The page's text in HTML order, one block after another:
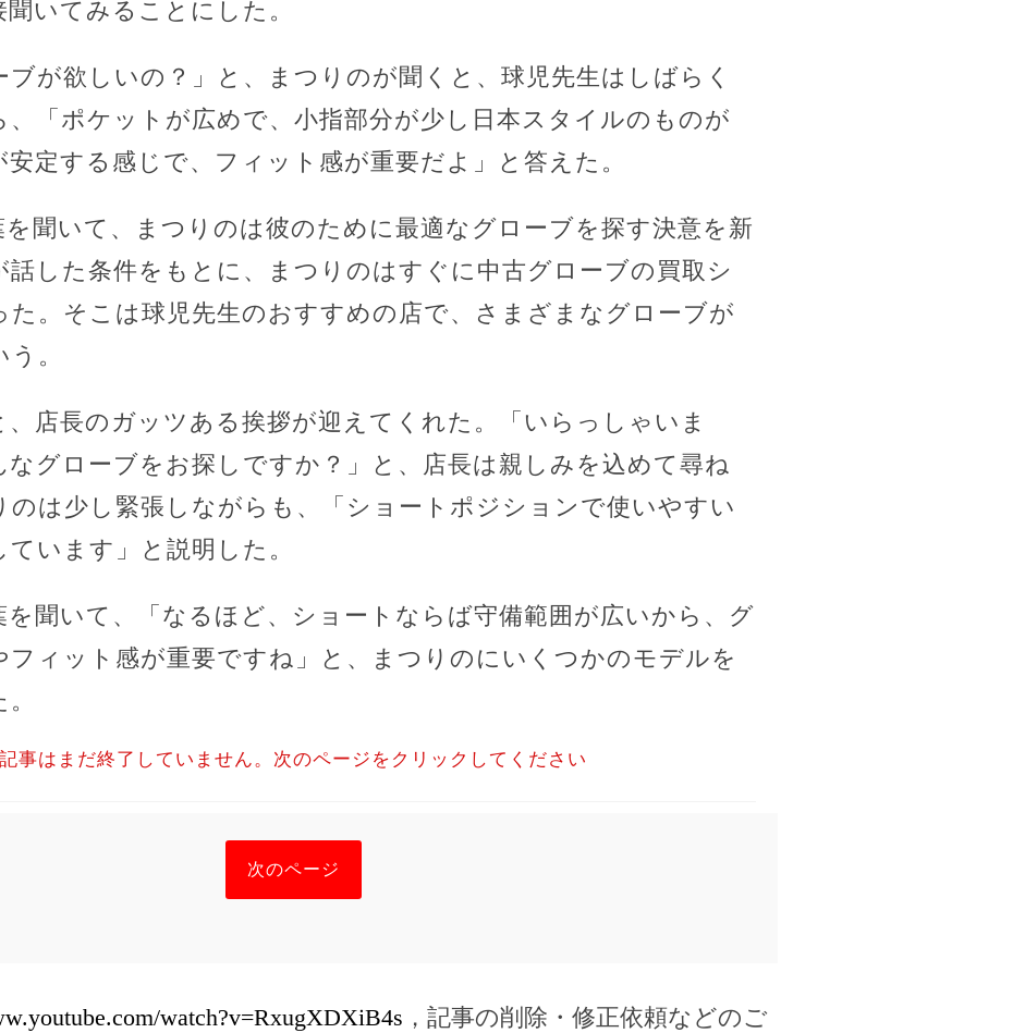
いてみることにした。
ブが欲しいの？」と、まつりのが聞くと、球児先生はしばらく
、「ポケットが広めで、小指部分が少し日本スタイルのものが
定する感じで、フィット感が重要だよ」と答えた。
を聞いて、まつりのは彼のために最適なグローブを探す決意を新
話した条件をもとに、まつりのはすぐに中古グローブの買取シ
た。そこは球児先生のおすすめの店で、さまざまなグローブが
。
、店長のガッツある挨拶が迎えてくれた。「いらっしゃいま
なグローブをお探しですか？」と、店長は親しみを込めて尋ね
のは少し緊張しながらも、「ショートポジションで使いやすい
います」と説明した。
を聞いて、「なるほど、ショートならば守備範囲が広いから、グ
フィット感が重要ですね」と、まつりのにいくつかのモデルを
記事はまだ終了していません。次のページをクリックしてください
次のページ
watch?v=RxugXDXiB4s ，記事の削除・修正依頼などのご